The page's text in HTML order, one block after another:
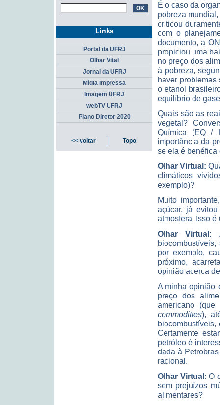
É o caso da
pobreza
criticou
com o
documento, a
propiciou uma
no preço dos
à pobreza,
haver problemas
o etanol
equilíbrio de
Quais são as
vegetal?
Química (EQ /
importância da
se ela é benéfica
Olhar Virtual:
climáticos
exemplo)?
Muito
açúcar, já
atmosfera. Isso é
Olhar Virtual:
por exemplo,
próximo,
opinião acerca
A minha opinião
preço dos
americano
commodities),
biocombustíveis,
Certamente
petróleo é
dada à
racional.
Olhar Virtual: O
sem prejuízos
alimentares?
Links
Portal da UFRJ
Olhar Vital
Jornal da UFRJ
Mídia Impressa
Imagem UFRJ
webTV UFRJ
Plano Diretor 2020
<< voltar Topo